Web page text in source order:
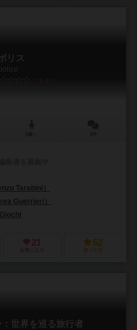
リス
6.0
Tarabini）
Guerrieri）
21
お気に入り
52
持ってる
世界を巡る旅行者